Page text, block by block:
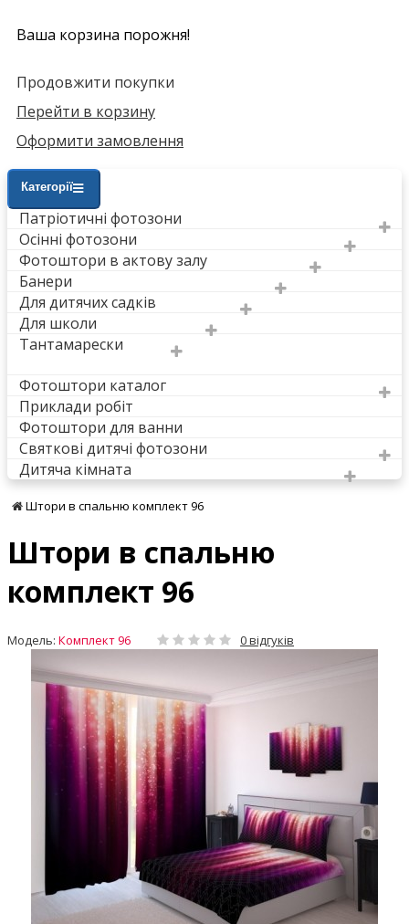
Ваша корзина порожня!
Продовжити покупки
Перейти в корзину
Оформити замовлення
Категорії
Патріотичні фотозони
Осінні фотозони
Фотоштори в актову залу
Банери
Для дитячих садків
Для школи
Тантамарески
Фотоштори каталог
Приклади робіт
Фотоштори для ванни
Святкові дитячі фотозони
Дитяча кімната
Штори в спальню комплект 96
Штори в спальню
комплект 96
Модель: Комплект 96 0 відгуків